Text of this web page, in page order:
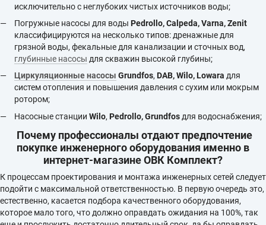
исключительно с неглубоких чистых источников воды;
Погружные насосы для воды Pedrollo, Calpeda, Varna, Zenit
классифицируются на несколько типов: дренажные для
грязной воды, фекальные для канализации и сточных вод,
глубинные насосы для скважин высокой глубины;
Циркуляционные насосы Grundfos, DAB,Wilo,Lowara для
систем отопления и повышения давления с сухим или мокрым
ротором;
Насосные станции Wilo, Pedrollo, Grundfos для водоснабжения;
Почему профессионалы отдают предпочтение
покупке инженерного оборудования именно в
интернет-магазине ОВК Комплект?
К процессам проектирования и монтажа инженерных сетей следует
подойти с максимальной ответственностью. В первую очередь это,
естественно, касается подбора качественного оборудования,
которое мало того, что должно оправдать ожидания на 100%, так